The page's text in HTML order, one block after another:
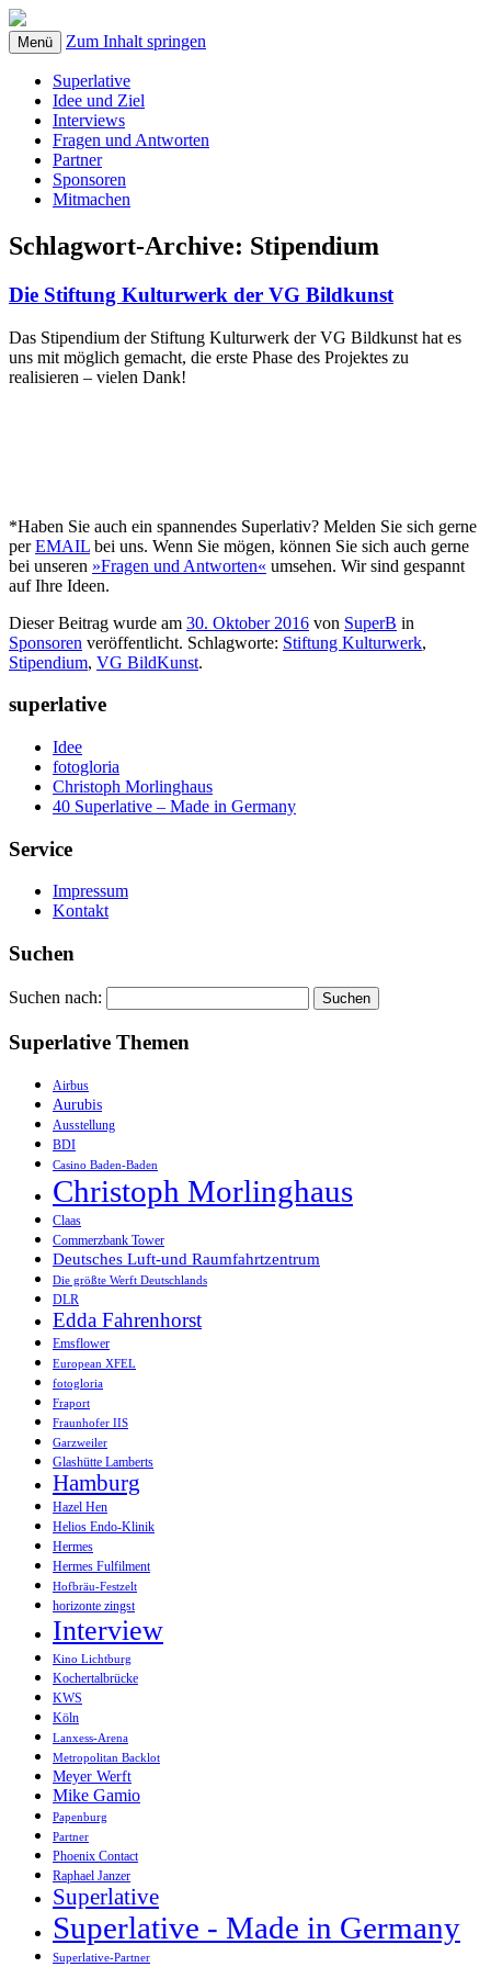
Menü Zum Inhalt springen
Superlative
Idee und Ziel
Interviews
Fragen und Antworten
Partner
Sponsoren
Mitmachen
Schlagwort-Archive: Stipendium
Die Stiftung Kulturwerk der VG Bildkunst
Das Stipendium der Stiftung Kulturwerk der VG Bildkunst hat es
uns mit möglich gemacht, die erste Phase des Projektes zu
realisieren – vielen Dank!
*Haben Sie auch ein spannendes Superlativ? Melden Sie sich gerne
perEMAIL bei uns. Wenn Sie mögen, können Sie sich auch gerne
bei unseren »Fragen und Antworten« umsehen. Wir sind gespannt
auf Ihre Ideen.
Dieser Beitrag wurde am 30. Oktober 2016 von SuperB in
Sponsoren veröffentlicht. Schlagworte: Stiftung Kulturwerk,
Stipendium, VG BildKunst.
superlative
Idee
fotogloria
Christoph Morlinghaus
40 Superlative – Made in Germany
Service
Impressum
Kontakt
Suchen
Suchen nach:
Superlative Themen
Airbus
Aurubis
Ausstellung
BDI
Casino Baden-Baden
Christoph Morlinghaus
Claas
Commerzbank Tower
Deutsches Luft-und Raumfahrtzentrum
Die größte Werft Deutschlands
DLR
Edda Fahrenhorst
Emsflower
European XFEL
fotogloria
Fraport
Fraunhofer IIS
Garzweiler
Glashütte Lamberts
Hamburg
Hazel Hen
Helios Endo-Klinik
Hermes
Hermes Fulfilment
Hofbräu-Festzelt
horizonte zingst
Interview
Kino Lichtburg
Kochertalbrücke
KWS
Köln
Lanxess-Arena
Metropolitan Backlot
Meyer Werft
Mike Gamio
Papenburg
Partner
Phoenix Contact
Raphael Janzer
Superlative
Superlative - Made in Germany
Superlative-Partner